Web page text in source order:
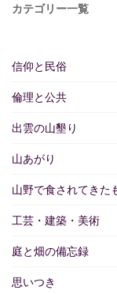
カテゴリー一覧
信仰と民俗
倫理と公共
出雲の山墾り
山あがり
山野で食されてきた
工芸・建築・美術
庭と畑の備忘録
思いつき